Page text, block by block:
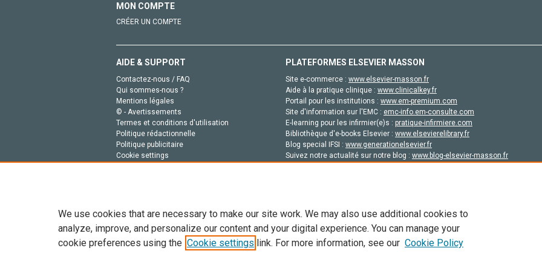
MON COMPTE
CRÉER UN COMPTE
AIDE & SUPPORT
Contactez-nous / FAQ
Qui sommes-nous ?
Mentions légales
© - Avertissements
Termes et conditions d'utilisation
Politique rédactionnelle
Politique publicitaire
Cookie settings
PLATEFORMES ELSEVIER MASSON
Site e-commerce : www.elsevier-masson.fr
Aide à la pratique clinique : www.clinicalkey.fr
Portail pour les institutions : www.em-premium.com
Site d'information sur l'EMC : emc-info.em-consulte.com
E-learning pour les infirmier(e)s : pratique-infirmiere.com
Bibliothèque d'e-books Elsevier : www.elsevierelibrary.fr
Blog special IFSI : www.generationelsevier.fr
Suivez notre actualité sur notre blog : www.blog-elsevier-masson.fr
Tout le contenu de ce site: Copyright © 2026 Elsevier, ses concédants de licence et ses contributeurs. Tout les droits sont réservés,
de données, a la formation en IA et aux technologies similaires. Pour tout contenu en libre accès, les conditions de licence
We use cookies that are necessary to make our site work. We may also use additional cookies to
analyze, improve, and personalize our content and your digital experience. You can manage your
cookie preferences using the Cookie settings link. For more information, see our Cookie Policy